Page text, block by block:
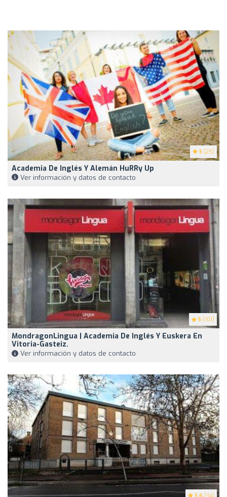
5 (25)
Academia De Inglés Y Alemán HuRRy Up
Ver información y datos de contacto
5 (101)
MondragonLingua | Academia De Inglés Y Euskera En
Vitoria-Gasteiz.
Ver información y datos de contacto